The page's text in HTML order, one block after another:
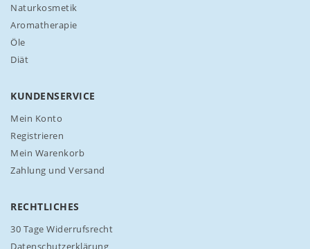
e
t
t
e
n
Naturkosmetik
Aromatherapie
Öle
Diät
KUNDENSERVICE
Mein Konto
Registrieren
Mein Warenkorb
Zahlung und Versand
RECHTLICHES
30 Tage Widerrufsrecht
Datenschutzerklärung